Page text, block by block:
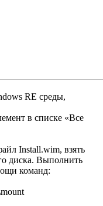
RE среды,
в списке «Все
Install.wim, взять
диска. Выполнить
команд: